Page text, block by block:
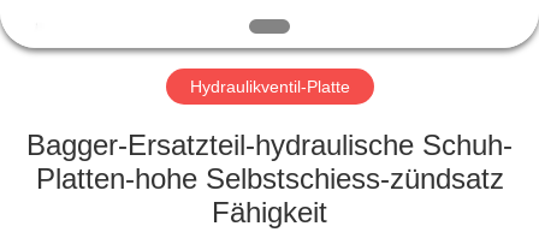
UNS
WERKSFÜHRUNG
QUALITÄTSKONTROLLE
Hydraulikventil-Platte
Bagger-Ersatzteil-hydraulische Schuh-
Platten-hohe Selbstschiess-zündsatz
Fähigkeit